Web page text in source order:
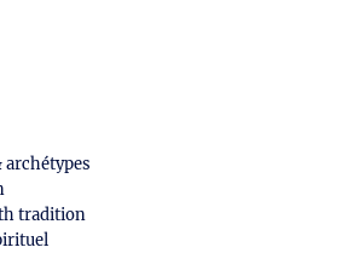
archétypes
tradition